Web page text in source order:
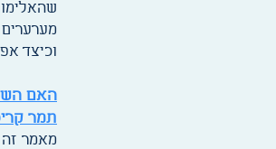
וכיצד
האם
תמר
מאמר זה